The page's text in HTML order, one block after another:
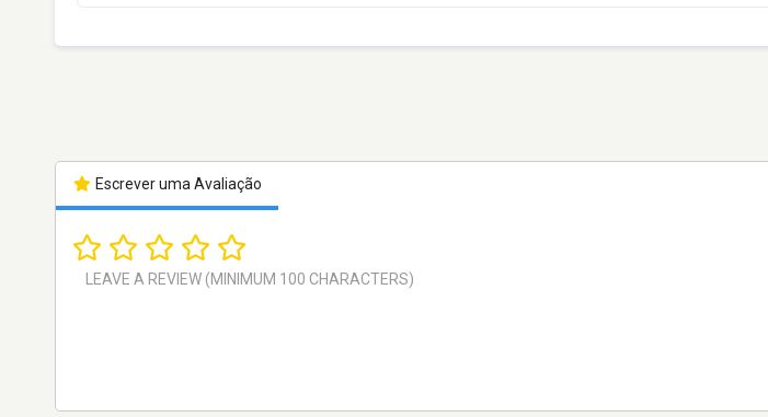
Escrever uma Avaliação